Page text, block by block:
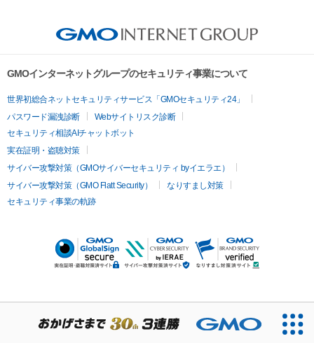
GMOインターネットグループのセキュリティ事業について
世界初総合ネットセキュリティサービス「GMOセキュリティ24」
パスワード漏洩診断
Webサイトリスク診断
セキュリティ相談AIチャットボット
実在証明・盗聴対策
サイバー攻撃対策（GMOサイバーセキュリティ byイエラエ）
サイバー攻撃対策（GMO Flatt Security）
なりすまし対策
セキュリティ事業の軌跡